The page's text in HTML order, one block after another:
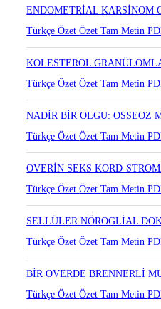
ENDOMETRİAL KARSİNOM
Türkçe ÖzetÖzetTam Metin
KOLESTEROL
Türkçe ÖzetÖzetTam Metin
NADİR BİR OLGU: OSSEOZ
Türkçe ÖzetÖzetTam Metin
OVERİN SEKS KORD-
Türkçe ÖzetÖzetTam Metin
SELLÜLER NÖROGLİAL
Türkçe ÖzetÖzetTam Metin
BİR OVERDE BRENNERLİ
Türkçe ÖzetÖzetTam Metin